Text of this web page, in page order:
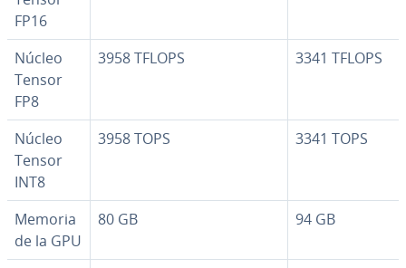
FP16
Núcleo
Tensor
FP8
3958 TFLOPS 3341 TFLOPS
Núcleo
Tensor
INT8
3958 TOPS 3341 TOPS
Memoria
de la GPU
80 GB 94 GB